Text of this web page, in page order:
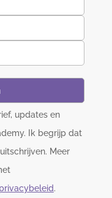
updates en
Ik begrijp dat
Meer
privacybeleid.